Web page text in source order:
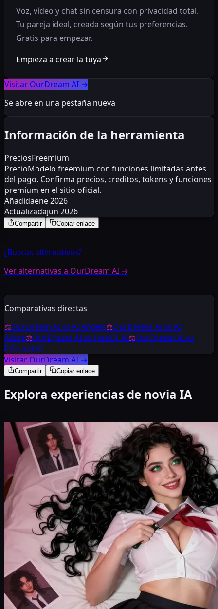
Voz, vídeo y chat sin censura con privacidad total.
Tu pareja ideal, creada según tus preferencias.
Gratis para empezar.
Empieza a crear la tuya
Visitar OurDream AI →
Se abre en una pestaña nueva
Información de la herramienta
PreciosFreemium
PrecioModelo freemium con funciones limitadas antes
del pago. Confirma precios, creditos, tokens y funciones
premium en el sitio oficial.
Añadidaene 2026
Actualizadajun 2026
Compartir Copiar enlace
¿Buscas alternativas?
Ver alternativas a OurDream AI →
Comparativas directas
⚖OurDream AIvs AI Angels⚖OurDream AIvs AI
Allure⚖OurDream AIvs FreeGF AI⚖OurDream AIvs
Infatuated
Visitar OurDream AI→
Compartir Copiar enlace
Explora experiencias de novia IA